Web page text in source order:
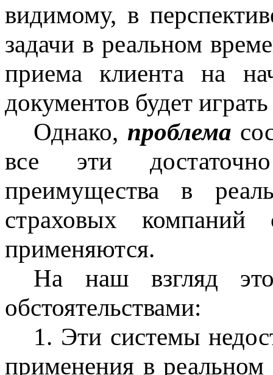
видимому, в
задачи в реальном
приема клиента на
документов будет
Однако, проблема
все эти
преимущества в
страховых компаний
применяются.
На наш взгляд
обстоятельствами:
1. Эти системы
применения в реальном